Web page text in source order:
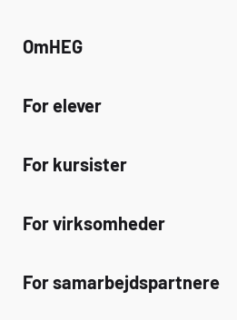
OmHEG
For elever
For kursister
For virksomheder
For samarbejdspartnere